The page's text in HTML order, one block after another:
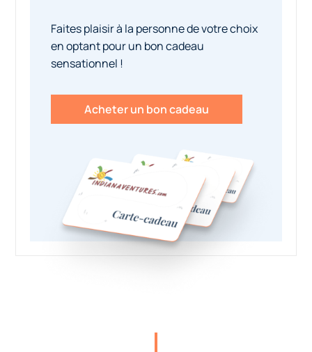
Faites plaisir à la personne de votre choix
en optant pour un bon cadeau
sensationnel !
Acheter un bon cadeau